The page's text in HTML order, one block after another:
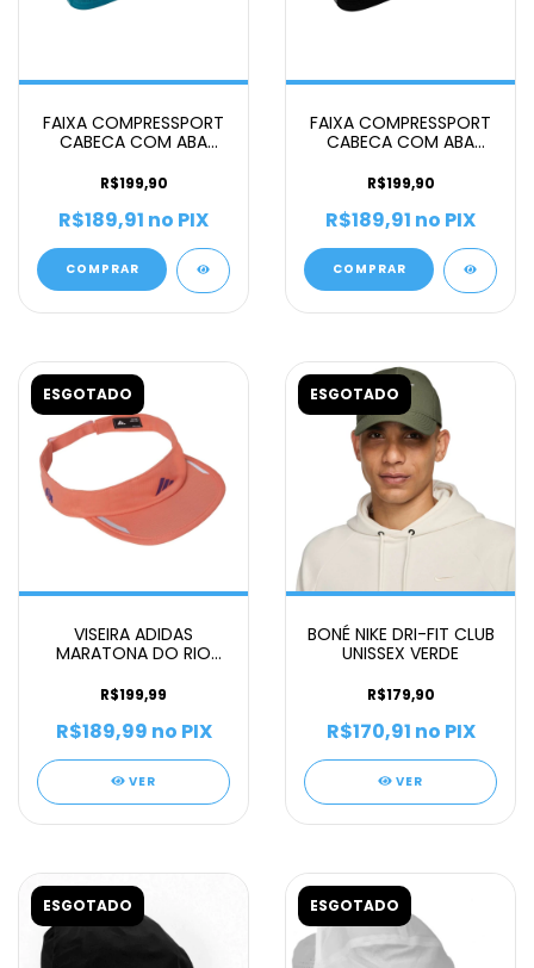
FAIXA COMPRESSPORT
CABECA COM ABA
R$199,90
R$189,91 no PIX
COMPRAR
FAIXA COMPRESSPORT
CABECA COM ABA
R$199,90
R$189,91 no PIX
COMPRAR
ESGOTADO
VISEIRA ADIDAS
MARATONA DO RIO
R$199,99
R$189,99 no PIX
VER
ESGOTADO
BONÉ NIKE DRI-FIT CLUB
UNISSEX VERDE
R$179,90
R$170,91 no PIX
VER
ESGOTADO ESGOTADO